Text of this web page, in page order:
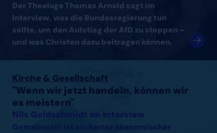
Der Theologe Thomas Arnold sagt im
Interview, was die Bundesregierung tun
sollte, um den Aufstieg der AfD zu stoppen –
und was Christen dazu beitragen können.
Kirche & Gesellschaft
"Wenn wir jetzt handeln, können wir
es meistern"
Nils Goldschmidt im Interview
Gemeinwohl ist ein harter ökonomischer